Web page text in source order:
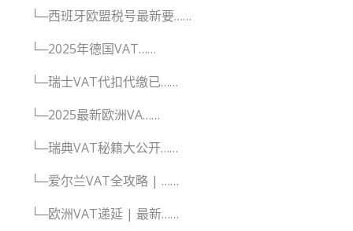
└─西班牙欧盟税号最新要……
└─2025年德国VAT……
└─瑞士VAT代扣代缴已……
└─2025最新欧洲VA……
└─瑞典VAT秘籍大公开……
└─爱尔兰VAT全攻略 | ……
└─欧洲VAT递延 | 最新……